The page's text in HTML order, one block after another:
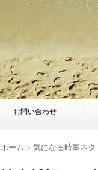
お問い合わせ
ホーム > 気になる時事ネタ